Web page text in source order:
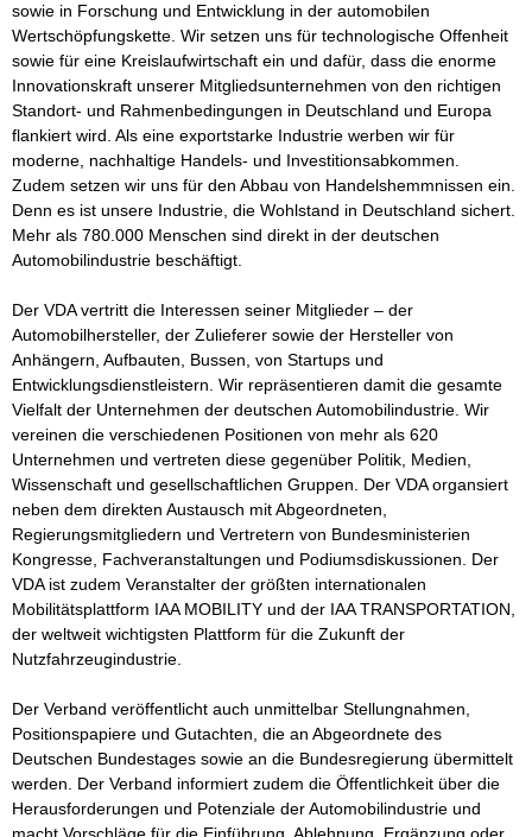
sowie in Forschung und Entwicklung in der automobilen
Wertschöpfungskette. Wir setzen uns für technologische Offenheit
sowie für eine Kreislaufwirtschaft ein und dafür, dass die enorme
Innovationskraft unserer Mitgliedsunternehmen von den richtigen
Standort- und Rahmenbedingungen in Deutschland und Europa
flankiert wird. Als eine exportstarke Industrie werben wir für
moderne, nachhaltige Handels- und Investitionsabkommen.
Zudem setzen wir uns für den Abbau von Handelshemmnissen ein.
Denn es ist unsere Industrie, die Wohlstand in Deutschland sichert.
Mehr als 780.000 Menschen sind direkt in der deutschen
Automobilindustrie beschäftigt.
Der VDA vertritt die Interessen seiner Mitglieder – der
Automobilhersteller, der Zulieferer sowie der Hersteller von
Anhängern, Aufbauten, Bussen, von Startups und
Entwicklungsdienstleistern. Wir repräsentieren damit die gesamte
Vielfalt der Unternehmen der deutschen Automobilindustrie. Wir
vereinen die verschiedenen Positionen von mehr als 620
Unternehmen und vertreten diese gegenüber Politik, Medien,
Wissenschaft und gesellschaftlichen Gruppen. Der VDA organsiert
neben dem direkten Austausch mit Abgeordneten,
Regierungsmitgliedern und Vertretern von Bundesministerien
Kongresse, Fachveranstaltungen und Podiumsdiskussionen. Der
VDA ist zudem Veranstalter der größten internationalen
Mobilitätsplattform IAA MOBILITY und der IAA TRANSPORTATION,
der weltweit wichtigsten Plattform für die Zukunft der
Nutzfahrzeugindustrie.
Der Verband veröffentlicht auch unmittelbar Stellungnahmen,
Positionspapiere und Gutachten, die an Abgeordnete des
Deutschen Bundestages sowie an die Bundesregierung übermittelt
werden. Der Verband informiert zudem die Öffentlichkeit über die
Herausforderungen und Potenziale der Automobilindustrie und